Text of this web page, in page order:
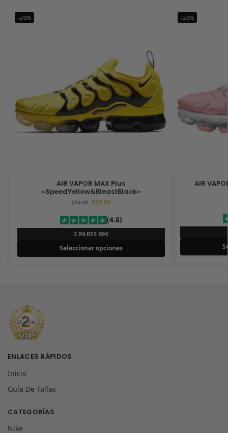
-20%
AIR VAPOR MAX Plus
«SpeedYellow&BleastBlack»
€74.90 €59.90
(4.8)
2 PARES 99€
Seleccionar opciones
-20%
AIR
ENLACES RÁPIDOS
Inicio
Guía De Tallas
CATEGORÍAS
Nike